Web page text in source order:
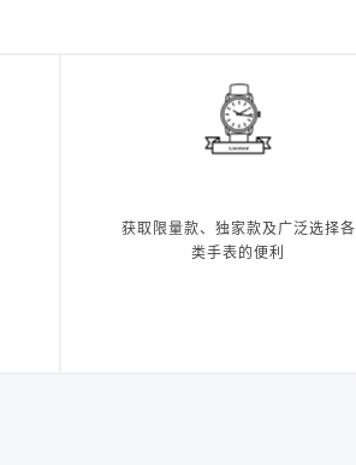
获取限量款、独家款及广泛选择各
类手表的便利